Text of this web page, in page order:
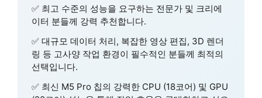
✅ 최고 수준의 성능을 요구하는 전문가 및 크리에
이터 분들께 강력 추천합니다.
✅ 대규모 데이터 처리, 복잡한 영상 편집, 3D 렌더
링 등 고사양 작업 환경이 필수적인 분들께 최적의
선택입니다.
✅ 최신 M5 Pro 칩의 강력한 CPU (18코어) 및 GPU